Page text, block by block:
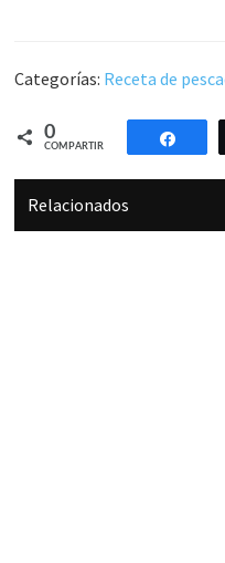
Categorías: Receta de
0
COMPARTIR
Relacionados